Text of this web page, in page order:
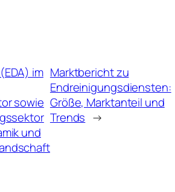
im
sowie
und
Marktbericht zu
Endreinigungsdiensten:
Größe, Marktanteil und
Trends →